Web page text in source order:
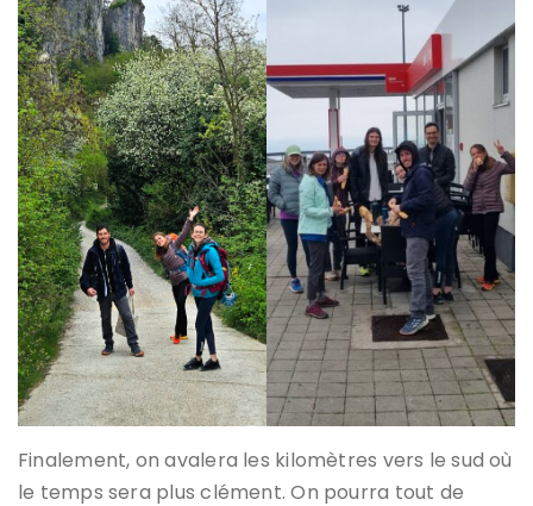
Finalement, on avalera les kilomètres vers le sud où
le temps sera plus clément. On pourra tout de